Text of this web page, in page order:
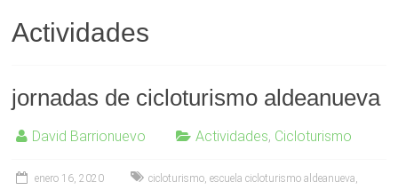
Actividades
jornadas de cicloturismo aldeanueva
David Barrionuevo Actividades, Cicloturismo
enero 16, 2020 cicloturismo,escuela cicloturismo aldeanueva,